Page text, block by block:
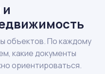
объектов. По каждому
какие документы
ориентироваться.